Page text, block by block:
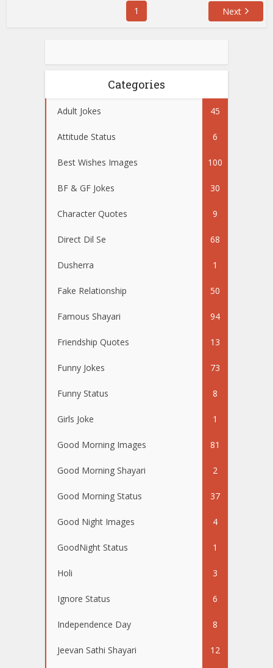
1 Next
Categories
Adult Jokes 45
Attitude Status 6
Best Wishes Images 100
BF & GF Jokes 30
Character Quotes 9
Direct Dil Se 68
Dusherra 1
Fake Relationship 50
Famous Shayari 94
Friendship Quotes 13
Funny Jokes 73
Funny Status 8
Girls Joke 1
Good Morning Images 81
Good Morning Shayari 2
Good Morning Status 37
Good Night Images 4
GoodNight Status 1
Holi 3
Ignore Status 6
Independence Day 8
Jeevan Sathi Shayari 12